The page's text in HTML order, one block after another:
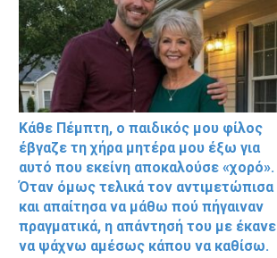
Κάθε Πέμπτη, ο παιδικός μου φίλος
έβγαζε τη χήρα μητέρα μου έξω για
αυτό που εκείνη αποκαλούσε «χορό».
Όταν όμως τελικά τον αντιμετώπισα
και απαίτησα να μάθω πού πήγαιναν
πραγματικά, η απάντησή του με έκανε
να ψάχνω αμέσως κάπου να καθίσω.